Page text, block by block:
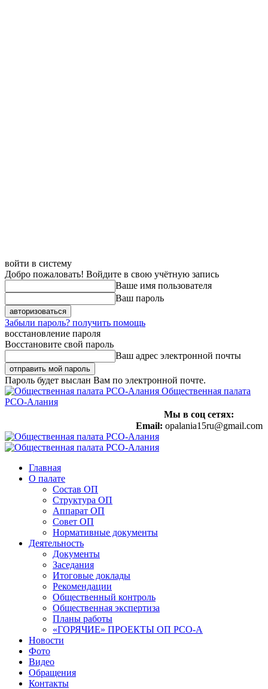
войти в систему
Добро пожаловать! Войдите в свою учётную запись
Ваше имя пользователя
Ваш пароль
Забыли пароль? получить помощь
восстановление пароля
Восстановите свой пароль
Ваш адрес электронной почты
Пароль будет выслан Вам по электронной почте.
Общественная палата
РСО-Алания
Мы в соц сетях:
Email: opalania15ru@gmail.com
Главная
О палате
Состав ОП
Структура ОП
Аппарат ОП
Совет ОП
Нормативные документы
Деятельность
Документы
Заседания
Итоговые доклады
Рекомендации
Общественный контроль
Общественная экспертиза
Планы работы
«ГОРЯЧИЕ» ПРОЕКТЫ ОП РСО-А
Новости
Фото
Видео
Обращения
Контакты